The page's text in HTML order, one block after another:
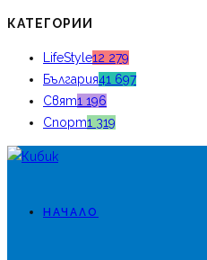
КАТЕГОРИИ
LifeStyle12 279
България41 697
Свят1 196
Спорт1 319
НАЧАЛО